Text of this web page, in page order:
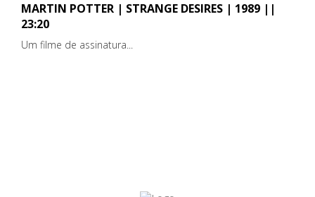
MARTIN POTTER | STRANGE DESIRES | 1989 ||
23:20
Um filme de assinatura...